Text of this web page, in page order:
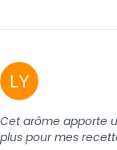
Cet arôme apporte
plus pour mes